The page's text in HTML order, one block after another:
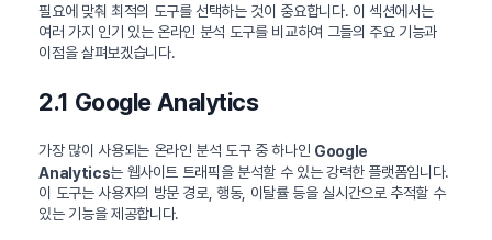
필요에 맞춰 최적의 도구를 선택하는 것이 중요합니다. 이 섹션에서는
여러 가지 인기 있는 온라인 분석 도구를 비교하여 그들의 주요 기능과
이점을 살펴보겠습니다.
2.1 Google Analytics
가장 많이 사용되는 온라인 분석 도구 중 하나인 Google
Analytics는 웹사이트 트래픽을 분석할 수 있는 강력한 플랫폼입니다.
이 도구는 사용자의 방문 경로, 행동, 이탈률 등을 실시간으로 추적할 수
있는 기능을 제공합니다.